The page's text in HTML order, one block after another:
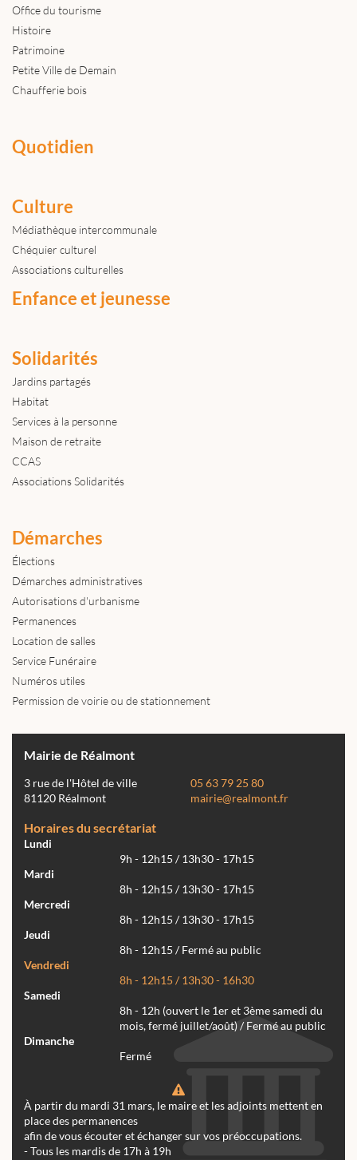
Office du tourisme
Histoire
Patrimoine
Petite Ville de Demain
Chaufferie bois
Quotidien
Culture
Médiathèque intercommunale
Chéquier culturel
Associations culturelles
Enfance et jeunesse
Solidarités
Jardins partagés
Habitat
Services à la personne
Maison de retraite
CCAS
Associations Solidarités
Démarches
Élections
Démarches administratives
Autorisations d'urbanisme
Permanences
Location de salles
Service Funéraire
Numéros utiles
Permission de voirie ou de stationnement
Mairie de Réalmont
3 rue de l'Hôtel de ville
81120 Réalmont
05 63 79 25 80
mairie@realmont.fr
Horaires du secrétariat
Lundi
9h - 12h15 / 13h30 - 17h15
Mardi
8h - 12h15 / 13h30 - 17h15
Mercredi
8h - 12h15 / 13h30 - 17h15
Jeudi
8h - 12h15 / Fermé au public
Vendredi
8h - 12h15 / 13h30 - 16h30
Samedi
8h - 12h (ouvert le 1er et 3ème samedi du
mois, fermé juillet/août) / Fermé au public
Dimanche
Fermé
À partir du mardi 31 mars, le maire et les adjoints mettent en
place des permanences
afin de vous écouter et échanger sur vos préoccupations.
- Tous les mardis de 17h à 19h